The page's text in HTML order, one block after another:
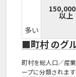
多い
以上
■町村 のグ
町村を総人口／産
ープに分類されます